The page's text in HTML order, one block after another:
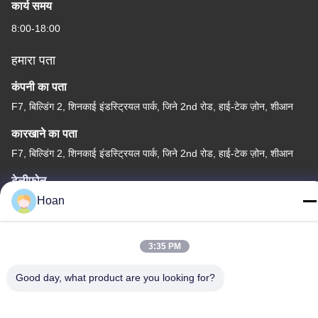
कार्य समय
8:00-18:00
हमारा पता
कंपनी का पता
F7, बिल्डिंग 2, शिनकाई इंडस्ट्रियल पार्क, जिने 2nd रोड, हाई-टेक ज़ोन, शीआन
कारखाने का पता
F7, बिल्डिंग 2, शिनकाई इंडस्ट्रियल पार्क, जिने 2nd रोड, हाई-टेक ज़ोन, शीआन
टेलीफोन
86--18740357801
चीन अच्छी गुणवत्ता तार रस्सी कंपन अलगाव आपूर्तिकर्ता. कॉपीराइट © 2024-2026
Hoan
3:35 PM
Good day, what product are you looking for?